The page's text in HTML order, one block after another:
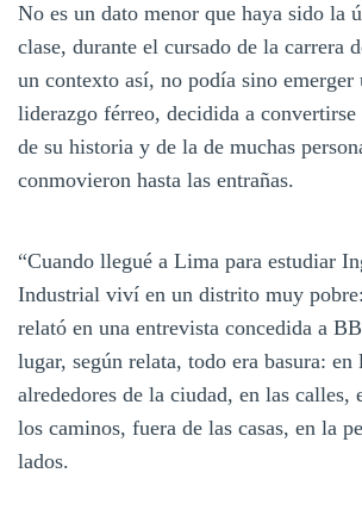
No es un dato menor que haya sido la
clase, durante el cursado de la carrera
un contexto así, no podía sino emerger
liderazgo férreo, decidida a convertirse
de su historia y de la de muchas
conmovieron hasta las entrañas.
“Cuando llegué a Lima para estudiar
Industrial viví en un distrito muy
relató en una entrevista concedida a
lugar, según relata, todo era basura:
alrededores de la ciudad, en las calles,
los caminos, fuera de las casas, en la
lados.